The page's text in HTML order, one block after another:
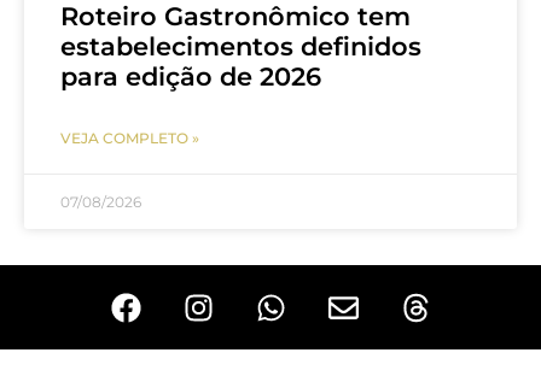
Roteiro Gastronômico tem
estabelecimentos definidos
para edição de 2026
VEJA COMPLETO »
07/08/2026